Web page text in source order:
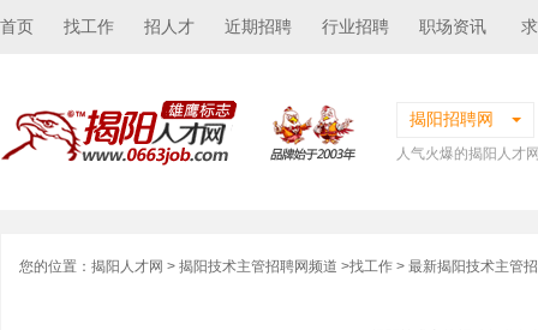
首页 找工作 招人才 近期招聘 行业招聘 职场资讯
揭阳招聘网
人气火爆的揭阳人才
您的位置： 揭阳人才网 > 揭阳技术主管招聘网频道 >找工作 > 最新揭阳技术主管